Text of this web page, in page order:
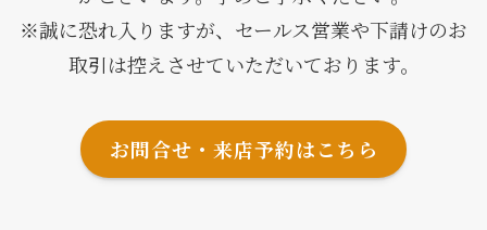
※誠に恐れ入りますが、セールス営業や下請けのお
取引は控えさせていただいております。
お問合せ・来店予約はこちら